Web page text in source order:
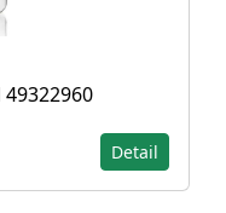
Detail